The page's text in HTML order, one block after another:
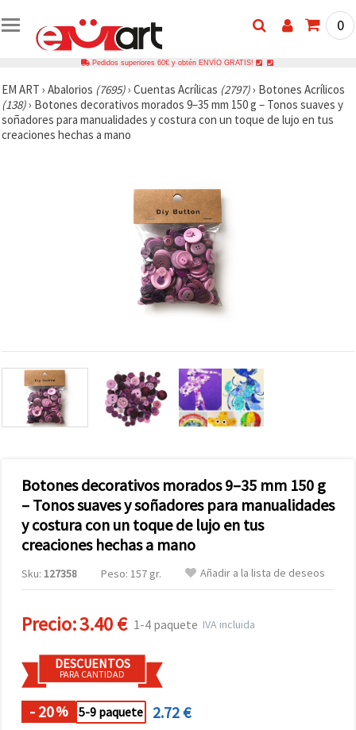
0
Pedidos superiores 60€ y obtén ENVÍO GRATIS!
EM ART › Abalorios (7695)› Cuentas Acrílicas (2797)› Botones Acrílicos
(138)› Botones decorativos morados 9–35 mm 150 g – Tonos suaves y
soñadores para manualidades y costura con un toque de lujo en tus
creaciones hechas a mano
Botones decorativos morados 9–35 mm 150 g
– Tonos suaves y soñadores para manualidades
y costura con un toque de lujo en tus
creaciones hechas a mano
Sku: 127358 Peso: 157 gr. Añadir a la lista de deseos
Precio:3.40 € 1-4 paquete IVA incluida
DESCUENTOS
PARA CANTIDAD
- 20% 5-9 paquete
2.72 €